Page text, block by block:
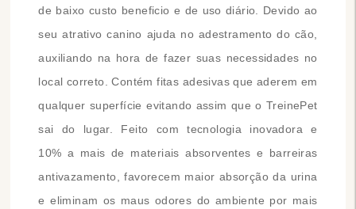
de baixo custo beneficio e de uso diário. Devido ao
seu atrativo canino ajuda no adestramento do cão,
auxiliando na hora de fazer suas necessidades no
local correto. Contém fitas adesivas que aderem em
qualquer superfície evitando assim que o TreinePet
sai do lugar. Feito com tecnologia inovadora e
10% a mais de materiais absorventes e barreiras
antivazamento, favorecem maior absorção da urina
e eliminam os maus odores do ambiente por mais